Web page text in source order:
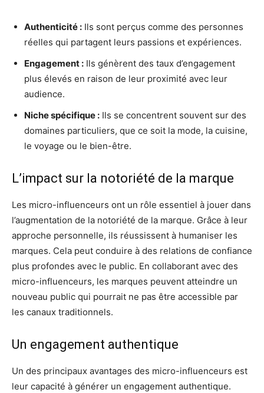
Authenticité : Ils sont perçus comme des personnes
réelles qui partagent leurs passions et expériences.
Engagement : Ils génèrent des taux d’engagement
plus élevés en raison de leur proximité avec leur
audience.
Niche spécifique : Ils se concentrent souvent sur des
domaines particuliers, que ce soit la mode, la cuisine,
le voyage ou le bien-être.
L’impact sur la notoriété de la marque
Les micro-influenceurs ont un rôle essentiel à jouer dans
l’augmentation de la notoriété de la marque. Grâce à leur
approche personnelle, ils réussissent à humaniser les
marques. Cela peut conduire à des relations de confiance
plus profondes avec le public. En collaborant avec des
micro-influenceurs, les marques peuvent atteindre un
nouveau public qui pourrait ne pas être accessible par
les canaux traditionnels.
Un engagement authentique
Un des principaux avantages des micro-influenceurs est
leur capacité à générer un engagement authentique.